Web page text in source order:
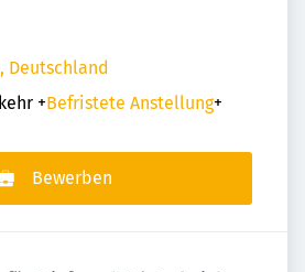
Deutschland
+Befristete Anstellung+
Bewerben